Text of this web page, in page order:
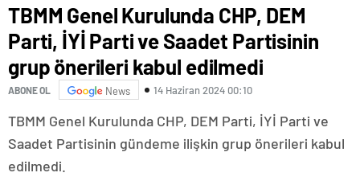
TBMM Genel Kurulunda CHP, DEM
Parti, İYİ Parti ve Saadet Partisinin
grup önerileri kabul edilmedi
ABONE OL News 14 Haziran 2024 00:10
TBMM Genel Kurulunda CHP, DEM Parti, İYİ Parti ve
Saadet Partisinin gündeme ilişkin grup önerileri kabul
edilmedi.